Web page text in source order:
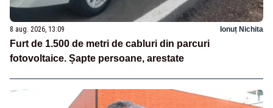
8 aug. 2026, 13:09 Ionuț Nichita
Furt de 1.500 de metri de cabluri din parcuri
fotovoltaice. Șapte persoane, arestate